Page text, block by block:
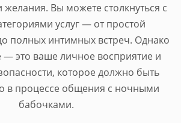
Вы можете столкнуться с
услуг — от простой
полных интимных встреч. Однако
— это ваше личное восприятие и
которое должно быть
в процессе общения с ночными
бабочками.